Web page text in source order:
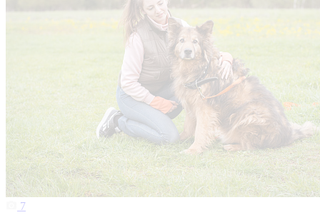
7